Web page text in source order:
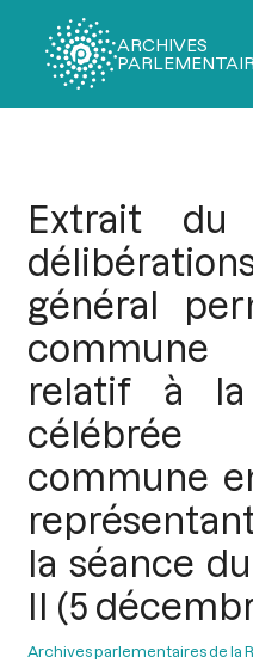
ARCHIVES
Extrait du
général
commune
relatif à
célébrée
commune
la séance
II (5
Archives parlementaires de la